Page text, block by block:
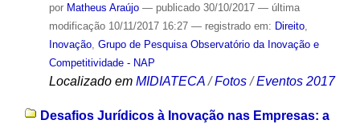
por Matheus Araújo — publicado30/10/2017 — última
modificação10/11/2017 16:27 — registrado em: Direito,
Inovação, Grupo de Pesquisa Observatório da Inovação e
Competitividade - NAP
Localizado em MIDIATECA /Fotos /Eventos 2017
Desafios Jurídicos à Inovação nas Empresas: a